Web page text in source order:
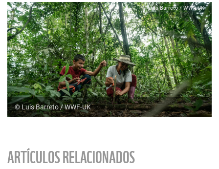
© Luis Barreto / WWF-UK
© Luis Barreto / WWF-UK
ARTÍCULOS RELACIONADOS